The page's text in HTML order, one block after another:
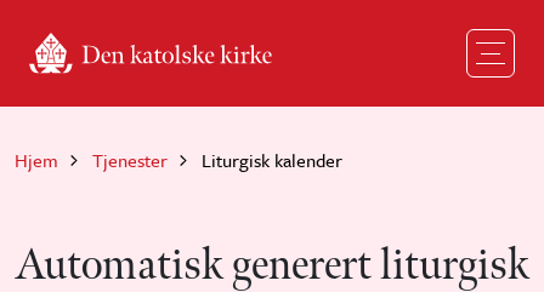
Hjem Tjenester Liturgisk kalender
Automatisk generert liturgisk